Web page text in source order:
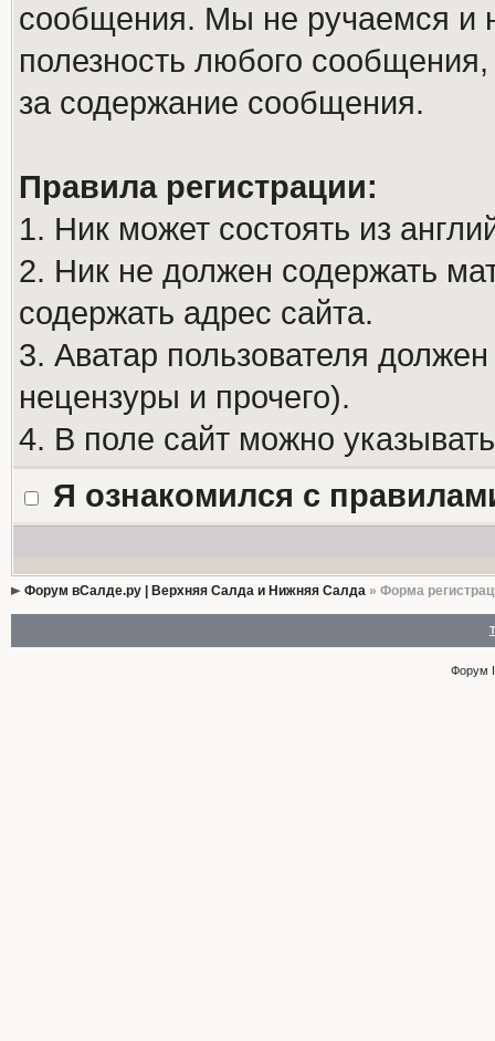
сообщения. Мы не ручаемся и
полезность любого
за содержание сообщения.
Правила регистрации:
1. Ник может состоять из
2. Ник не должен содержать
содержать адрес сайта.
3. Аватар пользователя
нецензуры и прочего).
4. В поле сайт можно
Я ознакомился с
Форум вСалде.ру | Верхняя Салда и Нижняя Салда» Форма
Форум